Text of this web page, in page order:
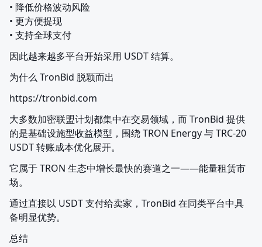
• 降低价格波动风险
• 更方便提现
• 支持全球支付
因此越来越多平台开始采用 USDT 结算。
为什么 TronBid 脱颖而出
https://tronbid.com
大多数加密联盟计划都集中在交易领域，而 TronBid 提供
的是基础设施型收益模型，围绕 TRON Energy 与 TRC-20
USDT 转账成本优化展开。
它属于 TRON 生态中增长最快的赛道之一——能量租赁市
场。
通过直接以 USDT 支付给卖家，TronBid 在同类平台中具
备明显优势。
总结